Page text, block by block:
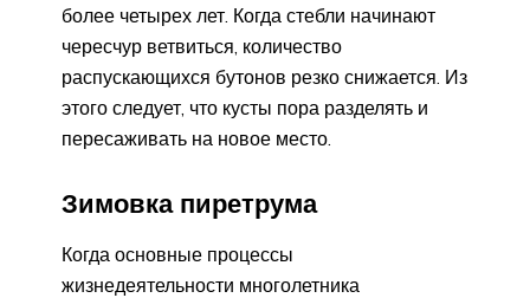
более четырех лет. Когда стебли начинают
чересчур ветвиться, количество
распускающихся бутонов резко снижается. Из
этого следует, что кусты пора разделять и
пересаживать на новое место.
Зимовка пиретрума
Когда основные процессы
жизнедеятельности многолетника